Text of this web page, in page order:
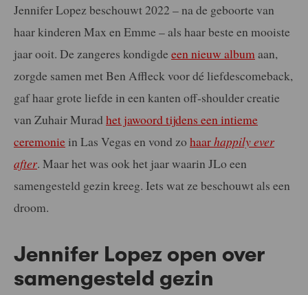
Jennifer Lopez beschouwt 2022 – na de geboorte van
haar kinderen Max en Emme – als haar beste en mooiste
jaar ooit. De zangeres kondigde een nieuw album aan,
zorgde samen met Ben Affleck voor dé liefdescomeback,
gaf haar grote liefde in een kanten off-shoulder creatie
van Zuhair Murad het jawoord tijdens een intieme
ceremonie in Las Vegas en vond zo haarhappily ever
after. Maar het was ook het jaar waarin JLo een
samengesteld gezin kreeg. Iets wat ze beschouwt als een
droom.
Jennifer Lopez open over
samengesteld gezin